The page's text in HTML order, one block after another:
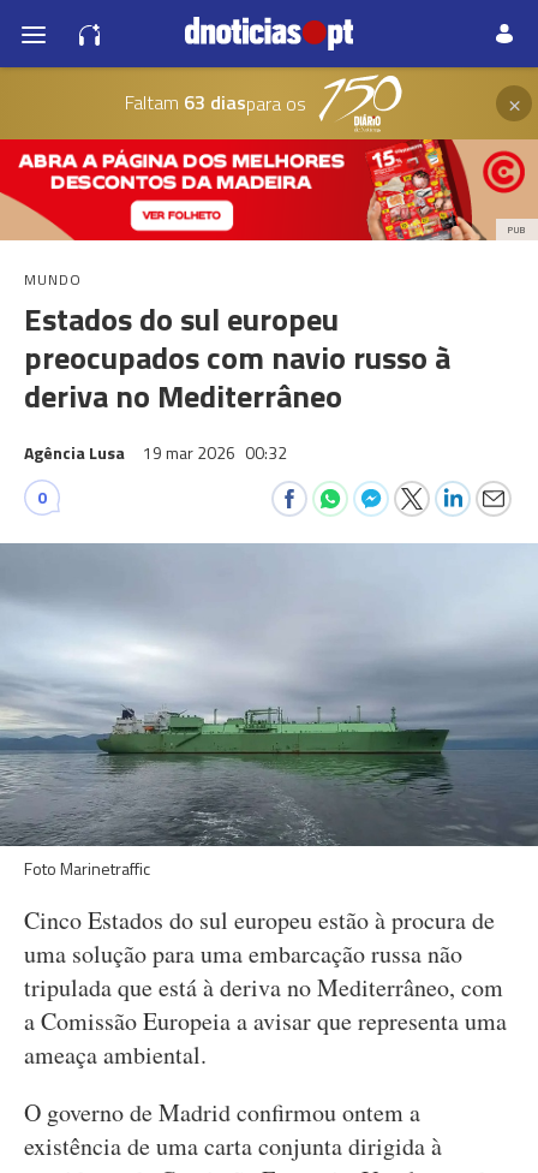
Faltam 63 diaspara os ×
PUB
MUNDO
Estados do sul europeu
preocupados com navio russo à
deriva no Mediterrâneo
Agência Lusa 19 mar 2026 00:32
0
Foto Marinetraffic
Cinco Estados do sul europeu estão à procura de
uma solução para uma embarcação russa não
tripulada que está à deriva no Mediterrâneo, com
a Comissão Europeia a avisar que representa uma
ameaça ambiental.
O governo de Madrid confirmou ontem a
existência de uma carta conjunta dirigida à